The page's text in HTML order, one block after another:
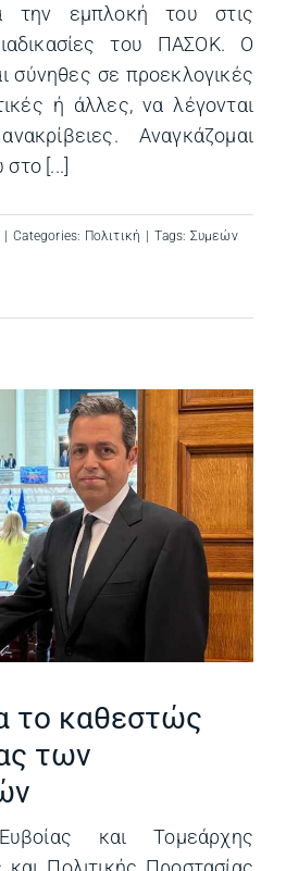
την εμπλοκή του στις
του ΠΑΣΟΚ. Ο
σύνηθες σε προεκλογικές
ή άλλες, να λέγονται
Αναγκάζομαι
[...]
| Categories: Πολιτική | Tags: Συμεών
το καθεστώς
των
και Τομεάρχης